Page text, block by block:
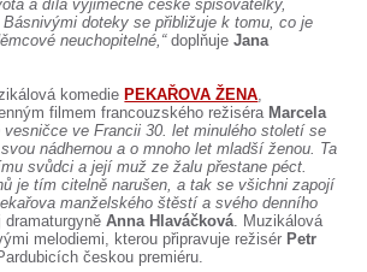
a díla výjimečné české spisovatelky,
doteky se přibližuje k tomu, co je
neuchopitelné,“doplňujeJana
komedie PEKAŘOVA ŽENA,
filmem francouzského režiséra Marcela
vesničce ve Francii 30. let minulého století se
nádhernou a o mnoho let mladší ženou. Ta
svůdci a její muž ze žalu přestane péct.
je tím citelně narušen, a tak se všichni zapojí
manželského štěstí a svého denního
dramaturgyněAnna Hlaváčková. Muzikálová
melodiemi, kterou připravuje režisér Petr
českou premiéru.